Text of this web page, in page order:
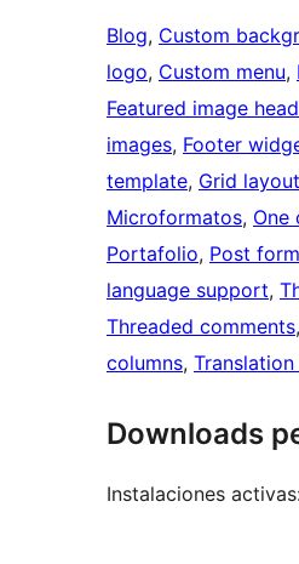
Blog, Custom
logo, Custom menu,
Featured image
images, Footer
template, Grid layout
Microformatos, One
Portafolio, Post
language support,
Threaded comments,
columns,
Downloads
Instalaciones